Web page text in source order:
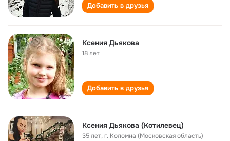
Добавить в друзья
Ксения Дьякова
18 лет
Добавить в друзья
Ксения Дьякова (Котилевец)
35 лет,г. Коломна (Московская область)